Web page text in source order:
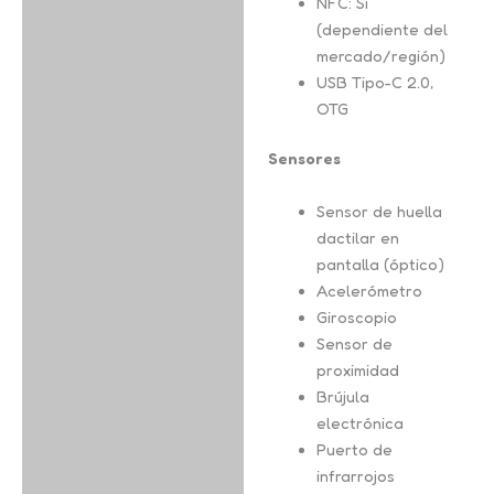
(dependiente del
mercado/región)
USB Tipo-C 2.0,
OTG
Sensores
Sensor de huella
dactilar en
pantalla (óptico)
Acelerómetro
Giroscopio
Sensor de
proximidad
Brújula
electrónica
Puerto de
infrarrojos